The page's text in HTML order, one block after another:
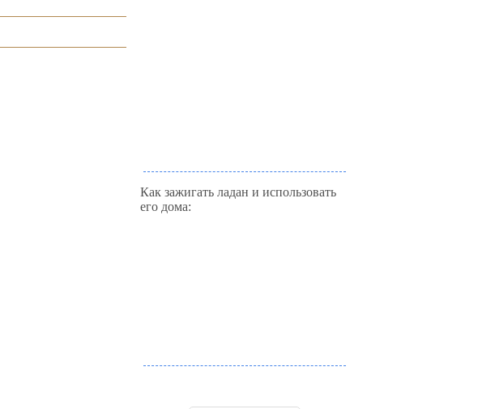
Как зажигать ладан и использовать
его дома: